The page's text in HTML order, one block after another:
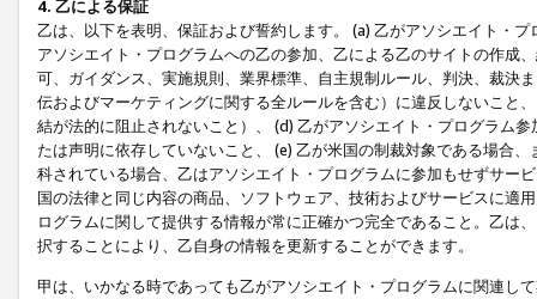
4. 乙による保証
乙は、以下を表明、保証および誓約します。 (a) 乙がアソシエイト・
アソシエイト・プログラムへの乙の参加、乙による乙のサイトの作成
可、ガイダンス、実施規則、業界標準、自主規制ルール、判決、裁決
伝およびマーケティングに関する全ルールを含む）に違反しないこと
結が法的に阻止されないこと）、 (d) 乙がアソシエイト・プログラム
たは声明に依存していないこと、 (e) 乙が米国の制裁対象である場合
科されている場合、乙はアソシエイト・プログラムに参加もせずサー
国の法律と同じ内容の商品、ソフトウェア、技術およびサービスに適
ログラムに関して提供する情報が常に正確かつ完全であること。乙は
択することにより、乙自身の情報を更新することができます。
甲は、いかなる時であっても乙がアソシエイト・プログラムに関連し